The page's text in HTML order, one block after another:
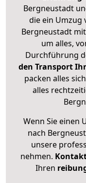
Bergneustadt
die ein Umzug
Bergneustadt
um alles,
Durchführung
den Transport
packen alles
alles
Wenn Sie einen
nach
unsere
nehmen.
Ihren